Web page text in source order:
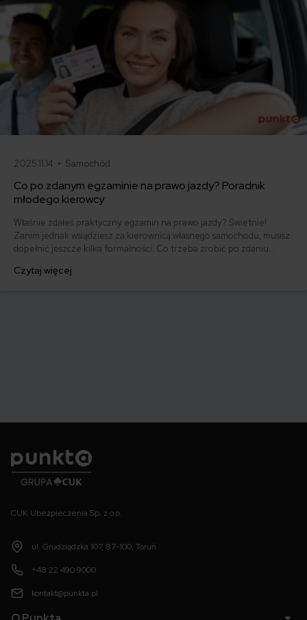
2025.11.14 • Samochód
Co po zdanym egzaminie na prawo jazdy? Poradnik
młodego kierowcy
Właśnie zdałeś praktyczny egzamin na prawo jazdy? Świetnie!
Zanim jednak wsiądziesz za kierownicą własnego samochodu, musisz
dopełnić jeszcze kilka formalności. Co trzeba zrobić po zdaniu
którym szybko załatwisz sprawy urzędowe i będziesz mógł prowadzić
Czytaj więcej
CUK Ubezpieczenia Sp. z o.o.
ul. Grudziądzka 107, 87-100, Toruń
+48 22 490 9000
kontakt@punkta.pl